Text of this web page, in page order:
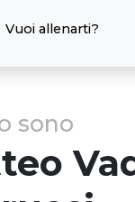
Vuoi allenarti?
sono